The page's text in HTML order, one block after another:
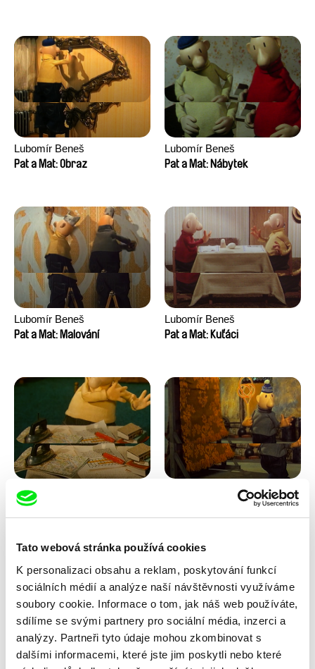
Tato webová stránka používá cookies
K personalizaci obsahu a reklam, poskytování funkcí
sociálních médií a analýze naší návštěvnosti využíváme
soubory cookie. Informace o tom, jak náš web používáte,
sdílíme se svými partnery pro sociální média, inzerci a
analýzy. Partneři tyto údaje mohou zkombinovat s
dalšími informacemi, které jste jim poskytli nebo které
Lubomír Beneš
Pat a Mat: Obraz
Lubomír Beneš
Pat a Mat: Nábytek
Lubomír Beneš
Pat a Mat: Malování
Lubomír Beneš
Pat a Mat: Kuťáci
Lubomír Beneš
Pat a Mat: Křížovka
Pat a Mat: Koberec
Lubomír Beneš Lubomír Beneš